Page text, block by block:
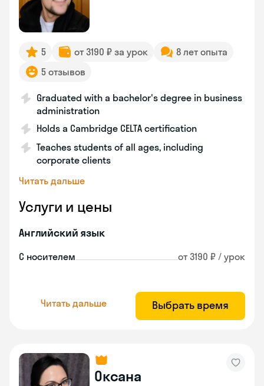
5 от 3190 ₽ за урок
8 лет опыта
5 отзывов
Graduated with a bachelor's degree in business
administration
Holds a Cambridge CELTA certification
Teaches students of all ages, including
corporate clients
Читать дальше
Услуги и цены
Английский язык
С носителем от 3190 ₽ / урок
Читать дальше Выбрать время
Оксана